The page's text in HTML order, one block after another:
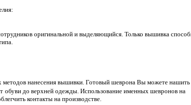
оригинальной и выделяющийся. Только вышивка
методов нанесения вышивки. Готовый шеврона Вы можете нашить
обуви до верхней одежды. Использование именных шевронов на
контакты на производстве.